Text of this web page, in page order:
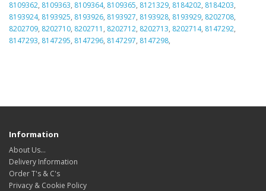
8109362, 8109363, 8109364, 8109365, 8121329, 8184202, 8184203,
8193924, 8193925, 8193926, 8193927, 8193928, 8193929, 8202708,
8202709, 8202710, 8202711 , 8202712, 8202713, 8202714, 8147292,
8147293, 8147295, 8147296, 8147297, 8147298,
Information
About Us…
Delivery Information
Order T's & C's
Privacy & Cookie Policy